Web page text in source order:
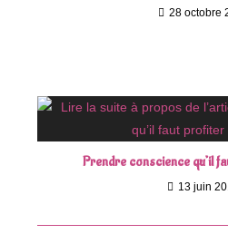
28 octobre
Prendre conscience qu’il
13 juin